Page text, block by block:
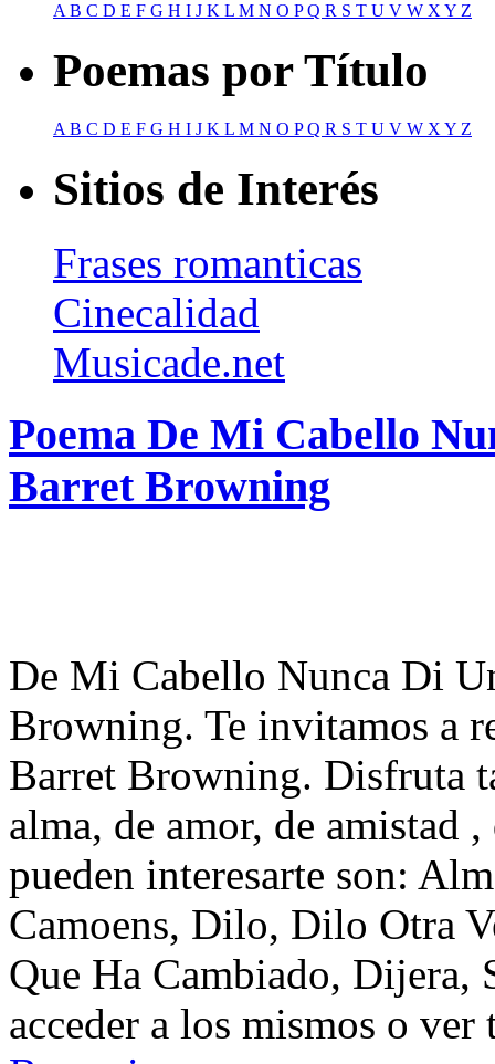
AB C D E F G H I J K L M N O PQ R S T U V W XY Z
Poemas por Título
A B C D E F G H I J K L M N O PQ R S T U V W X Y Z
Sitios de Interés
Frases romanticas
Cinecalidad
Musicade.net
Poema De Mi Cabello
Barret Browning
De Mi Cabello Nunca Di
Browning. Te invitamos a
Barret Browning. Disfruta
alma, de amor, de amistad
pueden interesarte son:
Camoens, Dilo, Dilo Otra
Que Ha Cambiado, Dijera,
acceder a los mismos o